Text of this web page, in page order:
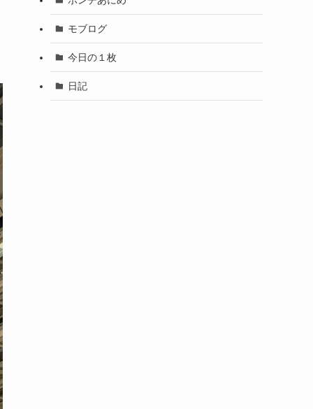
モブログ
今日の１枚
日記